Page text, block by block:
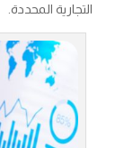
التجارية المحددة.